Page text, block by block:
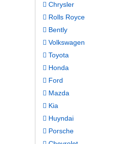
Chrysler
Rolls Royce
Bently
Volkswagen
Toyota
Honda
Ford
Mazda
Kia
Huyndai
Porsche